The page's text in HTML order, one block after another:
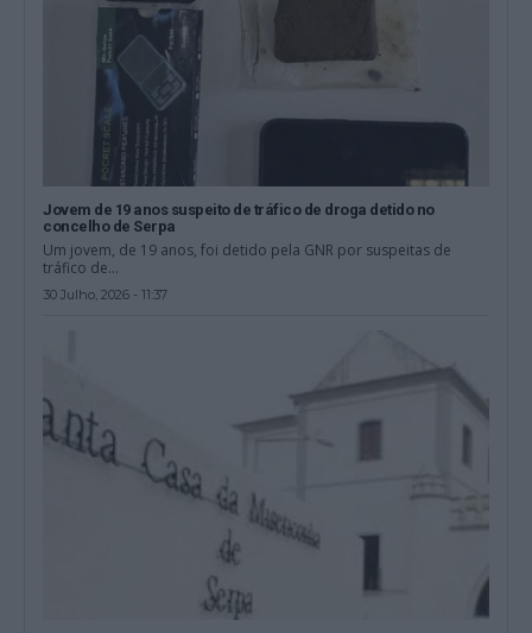
Jovem de 19 anos suspeito de tráfico de droga detido no
concelho de Serpa
Um jovem, de 19 anos, foi detido pela GNR por suspeitas de
tráfico de...
30 Julho, 2026 - 11:37